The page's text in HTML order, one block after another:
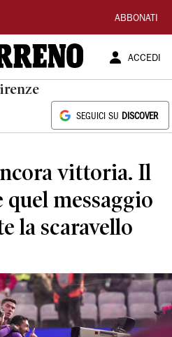
ABBONATI
ACCEDI
SEGUICI SU DISCOVER
vittoria. Il
messaggio
la scaravello